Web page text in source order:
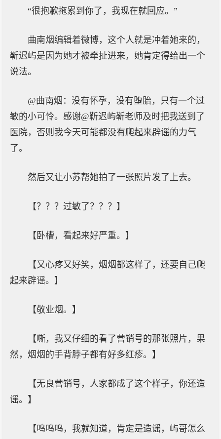
“很抱歉拖累到你了，我现在就回应。”
曲南烟编辑着微博，这个人就是冲着她来的，
靳迟屿是因为她才被牵扯进来，她肯定得给出一个
说法。
@曲南烟：没有怀孕，没有堕胎，只有一个过
敏的小可怜。感谢@靳迟屿靳老师及时把我送到了
医院，否则我今天可能都没有爬起来辟谣的力气
了。
然后又让小苏帮她拍了一张照片发了上去。
【？？？过敏了？？？】
【卧槽，看起来好严重。】
【又心疼又好笑，烟烟都这样了，还要自己爬
起来辟谣。】
【敬业烟。】
【嘶，我又仔细的看了营销号的那张照片，果
然，烟烟的手背脖子都有好多红疹。】
【无良营销号，人家都成了这个样子，你还造
谣。】
【呜呜呜，我就知道，肯定是造谣，屿哥怎么